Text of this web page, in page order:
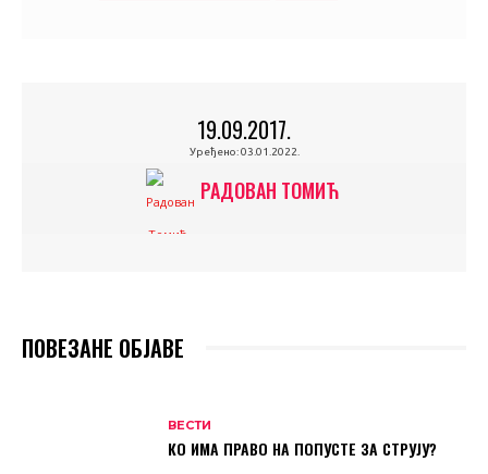
19.09.2017.
Уређено: 03.01.2022.
РАДОВАН ТОМИЋ
ПОВЕЗАНЕ ОБЈАВЕ
ВЕСТИ
КО ИМА ПРАВО НА ПОПУСТЕ ЗА СТРУЈУ?